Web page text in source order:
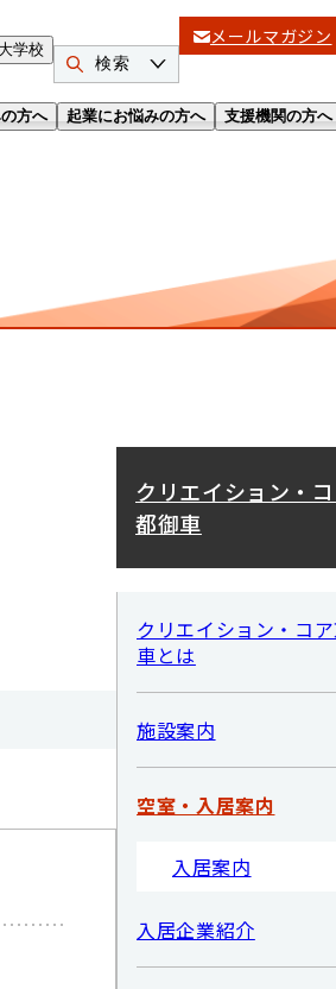
方へ 起業にお悩みの方へ 支援機関の方へ
学校
検索
メールマガジン
クリエイション・
都御車
クリエイション・コ
車とは
施設案内
空室・入居案内
入居案内
入居企業紹介